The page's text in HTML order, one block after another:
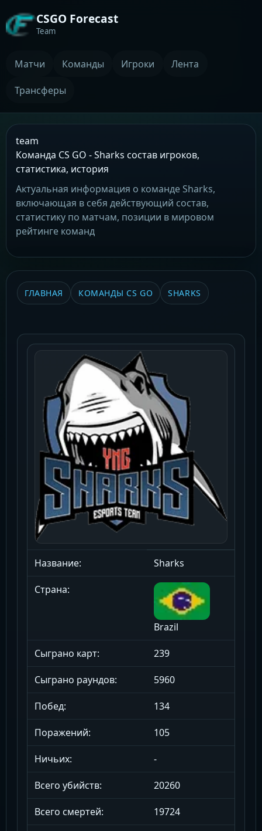
CSGO Forecast
Team
Матчи Команды Игроки Лента
Трансферы
team
Команда CS GO - Sharks состав игроков,
статистика, история
Актуальная информация о команде Sharks,
включающая в себя действующий состав,
статистику по матчам, позиции в мировом
рейтинге команд
ГЛАВНАЯ КОМАНДЫ CS GO SHARKS
Название: Sharks
Страна:
Brazil
Сыграно карт: 239
Сыграно раундов: 5960
Побед: 134
Поражений: 105
Ничьих: -
Всего убийств: 20260
Всего смертей: 19724